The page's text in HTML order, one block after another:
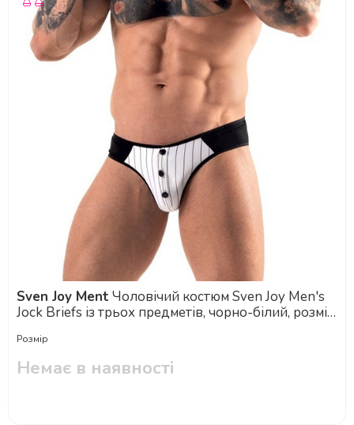
Sven Joy Ment
Jock Briefs із трьох предметів, чорно-білий, розмір
Розмір
Немає в наявності